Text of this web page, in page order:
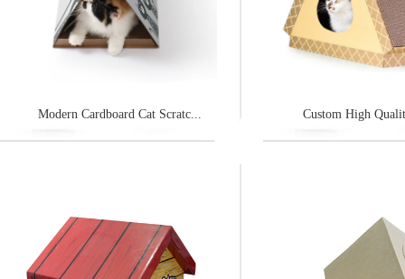
Modern Cardboard Cat Scratc... Custom High